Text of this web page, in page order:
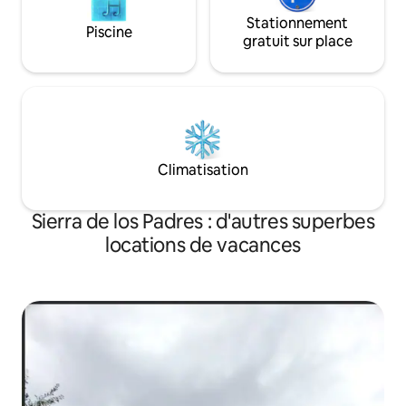
Piscine
Stationnement
gratuit sur place
Climatisation
Sierra de los Padres : d'autres superbes
locations de vacances